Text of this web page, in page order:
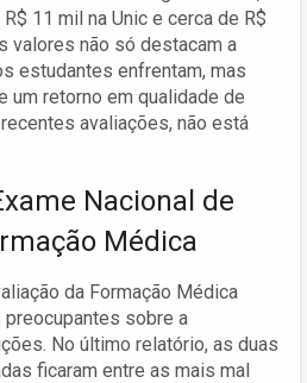
11 mil na Unic e cerca de R$
valores não só destacam a
estudantes enfrentam, mas
um retorno em qualidade de
avaliações, não está
Nacional de
Médica
da Formação Médica
preocupantes sobre a
No último relatório, as duas
ficaram entre as mais mal